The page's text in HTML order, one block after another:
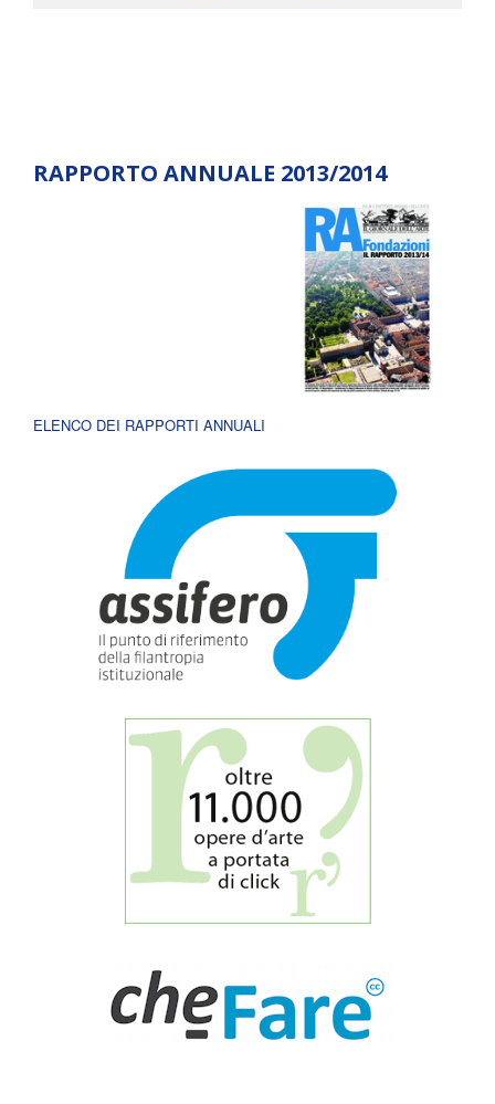
RAPPORTO ANNUALE 2013/2014
ELENCO DEI RAPPORTI ANNUALI